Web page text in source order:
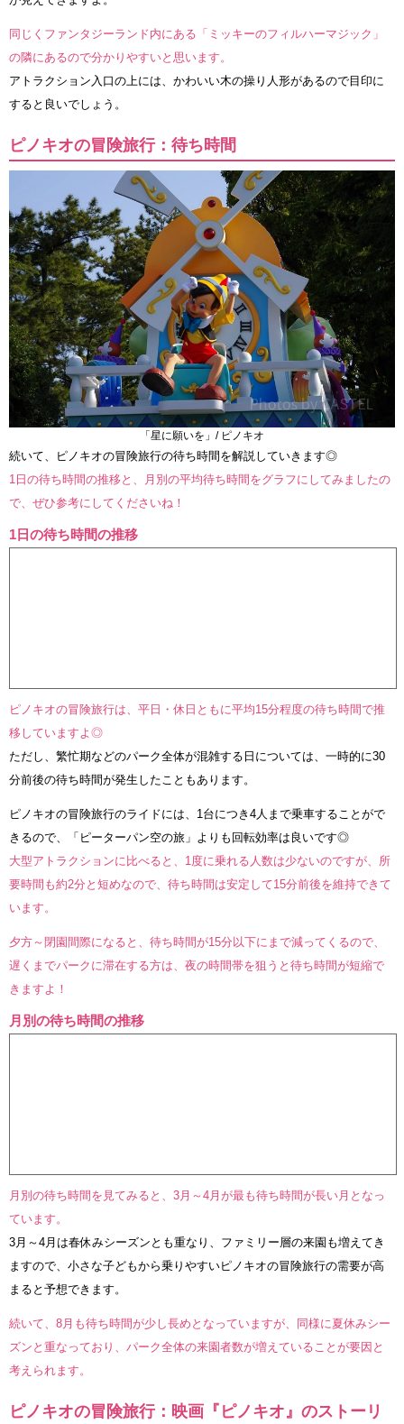
同じくファンタジーランド内にある「ミッキーのフィルハーマジック」
の隣にあるので分かりやすいと思います。
アトラクション入口の上には、かわいい木の操り人形があるので目印に
すると良いでしょう。
ピノキオの冒険旅行：待ち時間
「星に願いを」/ ピノキオ
続いて、ピノキオの冒険旅行の待ち時間を解説していきます◎
1日の待ち時間の推移と、月別の平均待ち時間をグラフにしてみましたの
で、ぜひ参考にしてくださいね！
1日の待ち時間の推移
ピノキオの冒険旅行は、平日・休日ともに平均15分程度の待ち時間で推
移していますよ◎
ただし、繁忙期などのパーク全体が混雑する日については、一時的に30
分前後の待ち時間が発生したこともあります。
ピノキオの冒険旅行のライドには、1台につき4人まで乗車することがで
きるので、「ピーターパン空の旅」よりも回転効率は良いです◎
大型アトラクションに比べると、1度に乗れる人数は少ないのですが、所
要時間も約2分と短めなので、待ち時間は安定して15分前後を維持できて
います。
夕方～閉園間際になると、待ち時間が15分以下にまで減ってくるので、
遅くまでパークに滞在する方は、夜の時間帯を狙うと待ち時間が短縮で
きますよ！
月別の待ち時間の推移
月別の待ち時間を見てみると、3月～4月が最も待ち時間が長い月となっ
ています。
3月～4月は春休みシーズンとも重なり、ファミリー層の来園も増えてき
ますので、小さな子どもから乗りやすいピノキオの冒険旅行の需要が高
まると予想できます。
続いて、8月も待ち時間が少し長めとなっていますが、同様に夏休みシー
ズンと重なっており、パーク全体の来園者数が増えていることが要因と
考えられます。
ピノキオの冒険旅行：映画『ピノキオ』のストーリ